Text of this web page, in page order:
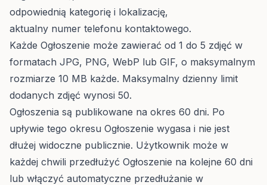
odpowiednią kategorię i lokalizację,
aktualny numer telefonu kontaktowego.
Każde Ogłoszenie może zawierać od 1 do 5 zdjęć w
formatach JPG, PNG, WebP lub GIF, o maksymalnym
rozmiarze 10 MB każde. Maksymalny dzienny limit
dodanych zdjęć wynosi 50.
Ogłoszenia są publikowane na okres 60 dni. Po
upływie tego okresu Ogłoszenie wygasa i nie jest
dłużej widoczne publicznie. Użytkownik może w
każdej chwili przedłużyć Ogłoszenie na kolejne 60 dni
lub włączyć automatyczne przedłużanie w